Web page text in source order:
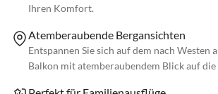
Ihren Komfort.
Atemberaubende Bergansichten
Entspannen Sie sich auf dem nach Westen
Balkon mit atemberaubendem Blick auf die